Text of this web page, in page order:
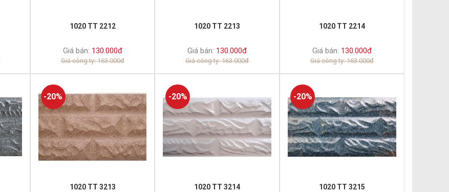
1020 TT 2212
Giá bán: 130.000đ
Giá công ty: 163.000đ
1020 TT 2213
Giá bán: 130.000đ
Giá công ty: 163.000đ
1020 TT 2214
Giá bán: 130.000đ
Giá công ty: 163.000đ
-20%
1020 TT 3213
-20%
1020 TT 3214
-20%
1020 TT 3215